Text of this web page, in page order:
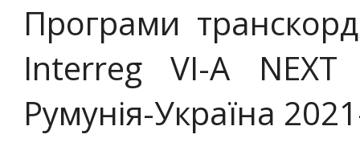
Програми
Interreg VI-A NEXT
Румунія-Україна